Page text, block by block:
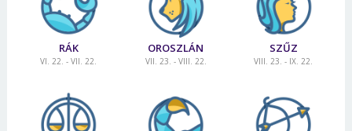
RÁK
VI. 22. - VII. 22.
OROSZLÁN
VII. 23. - VIII. 22.
SZŰZ
VIII. 23. - IX. 22.